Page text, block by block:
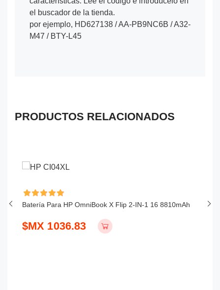
el buscador de la tienda.
por ejemplo, HD627138 / AA-PB9NC6B / A32-
M47 / BTY-L45
PRODUCTOS RELACIONADOS
Batería Para HP OmniBook X Flip 2-IN-1 16 8810mAh
$MX 1036.83